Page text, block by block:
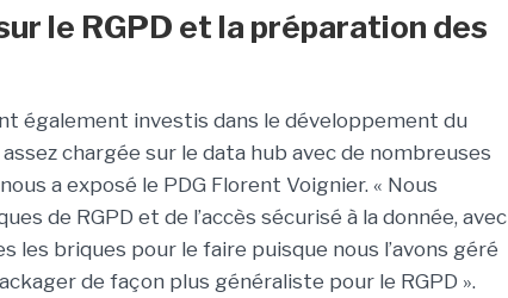
le RGPD et la préparation des
également investis dans le développement du
chargée sur le data hub avec de nombreuses
a exposé le PDG Florent Voignier. « Nous
de RGPD et de l’accès sécurisé à la donnée, avec
les briques pour le faire puisque nous l’avons géré
de façon plus généraliste pour le RGPD ».